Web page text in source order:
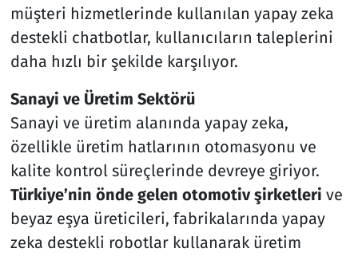
müşteri hizmetlerinde kullanılan yapay zeka
destekli chatbotlar, kullanıcıların taleplerini
daha hızlı bir şekilde karşılıyor.
Sanayi ve Üretim Sektörü
Sanayi ve üretim alanında yapay zeka,
özellikle üretim hatlarının otomasyonu ve
kalite kontrol süreçlerinde devreye giriyor.
Türkiye’nin önde gelen otomotiv şirketleri ve
beyaz eşya üreticileri, fabrikalarında yapay
zeka destekli robotlar kullanarak üretim